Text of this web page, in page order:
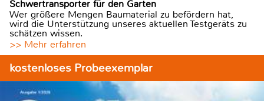
Schwertransporter für den Garten
Wer größere Mengen Baumaterial zu befördern hat,
wird die Unterstützung unseres aktuellen Testgeräts zu
schätzen wissen.
>> Mehr erfahren
kostenloses Probeexemplar